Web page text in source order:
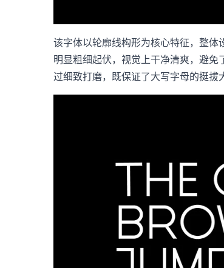
该字体以轮廓线构形为核心特征，整
明显粗细起伏，视觉上干净清爽，避
过细致打磨，既保证了大写字母的挺拔